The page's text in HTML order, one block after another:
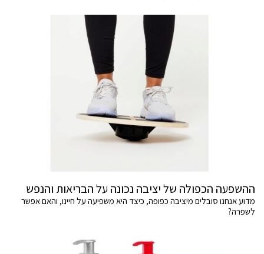
ההשפעה הכפולה של יציבה נכונה על הבריאות והנפש
מדוע אנחנו סובלים מיציבה כפופה, כיצד היא משפיעה על חיינו, והאם אפשר
לשפרה?